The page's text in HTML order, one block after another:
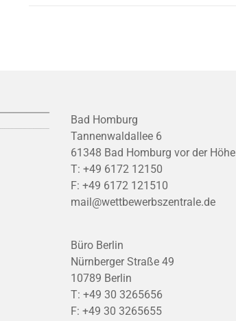
Bad Homburg
Tannenwaldallee 6
61348 Bad Homburg vor der Höhe
T: +49 6172 12150
F: +49 6172 121510
mail@wettbewerbszentrale.de
Büro Berlin
Nürnberger Straße 49
10789 Berlin
T: +49 30 3265656
F: +49 30 3265655